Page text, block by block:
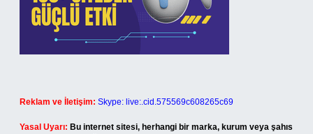
Reklam ve İletişim: Skype: live:.cid.575569c608265c69
Yasal Uyarı: Bu internet sitesi, herhangi bir marka, kurum veya şahıs